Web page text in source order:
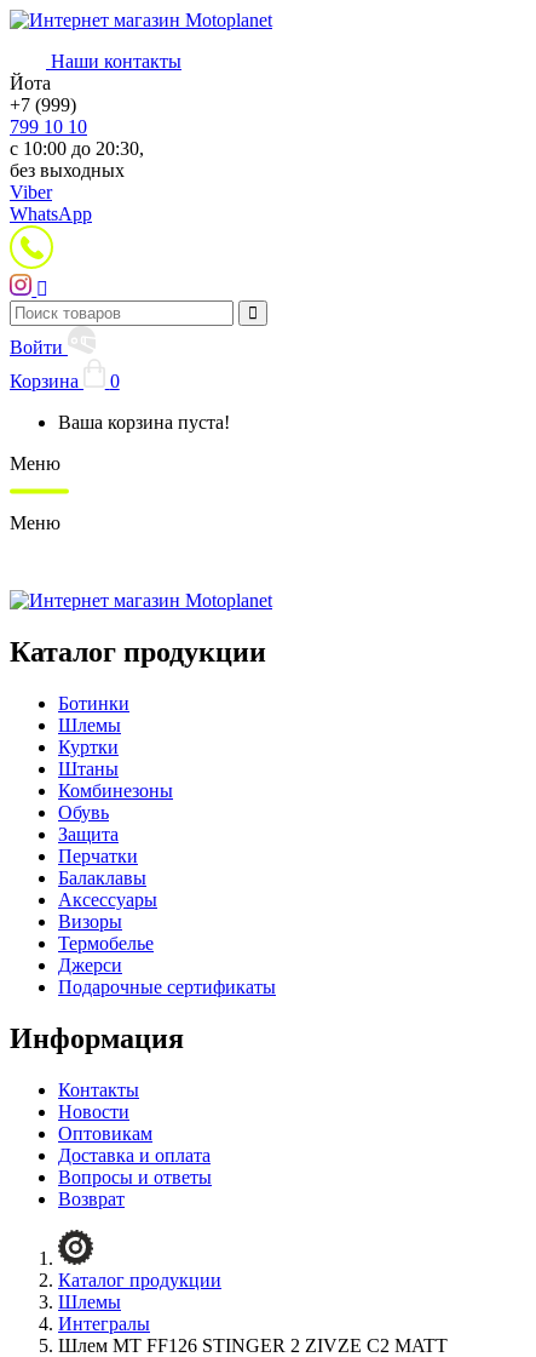
Наши контакты
Йота
+7 (999)
799 10 10
с 10:00 до 20:30,
без выходных
Viber
WhatsApp
Войти
Корзина
0
Ваша корзина пуста!
Меню
Меню
Каталог продукции
Ботинки
Шлемы
Куртки
Штаны
Комбинезоны
Обувь
Защита
Перчатки
Балаклавы
Аксессуары
Визоры
Термобелье
Джерси
Подарочные сертификаты
Информация
Контакты
Новости
Оптовикам
Доставка и оплата
Вопросы и ответы
Возврат
Каталог продукции
Шлемы
Интегралы
Шлем MT FF126 STINGER 2 ZIVZE C2 MATT